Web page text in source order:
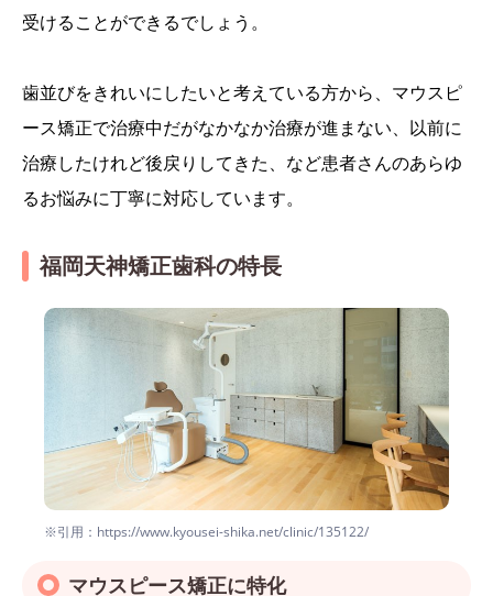
受けることができるでしょう。
歯並びをきれいにしたいと考えている方から、マウスピ
ース矯正で治療中だがなかなか治療が進まない、以前に
治療したけれど後戻りしてきた、など患者さんのあらゆ
るお悩みに丁寧に対応しています。
福岡天神矯正歯科の特長
※引用：https://www.kyousei-shika.net/clinic/135122/
マウスピース矯正に特化